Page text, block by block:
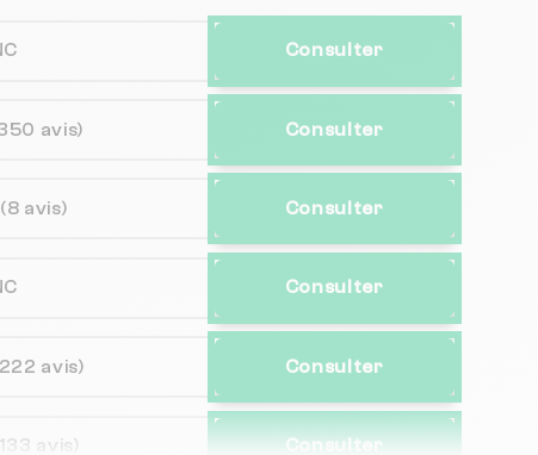
Consulter
avis) Consulter
(8 avis) Consulter
Consulter
avis) Consulter
avis) Consulter